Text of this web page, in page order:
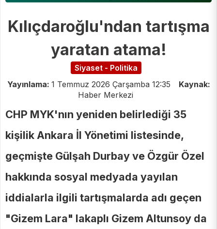
Kılıçdaroğlu'ndan tartışma
yaratan atama!
Siyaset - Politika
Yayınlama: 1 Temmuz 2026 Çarşamba 12:35
Kaynak:
Haber Merkezi
CHP MYK'nın yeniden belirlediği 35
kişilik Ankara İl Yönetimi listesinde,
geçmişte Gülşah Durbay ve Özgür Özel
hakkında sosyal medyada yayılan
iddialarla ilgili tartışmalarda adı geçen
"Gizem Lara" lakaplı Gizem Altunsoy da